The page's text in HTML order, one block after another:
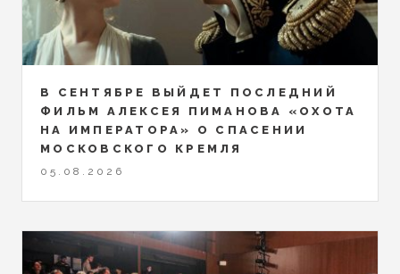
В СЕНТЯБРЕ ВЫЙДЕТ ПОСЛЕДНИЙ
ФИЛЬМ АЛЕКСЕЯ ПИМАНОВА «ОХОТА
НА ИМПЕРАТОРА» О СПАСЕНИИ
МОСКОВСКОГО КРЕМЛЯ
05.08.2026